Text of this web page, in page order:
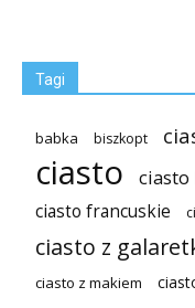
Tagi
babka biszkopt
ciasto ciasto
ciasto francuskie
ciasto z
ciasto z makiem